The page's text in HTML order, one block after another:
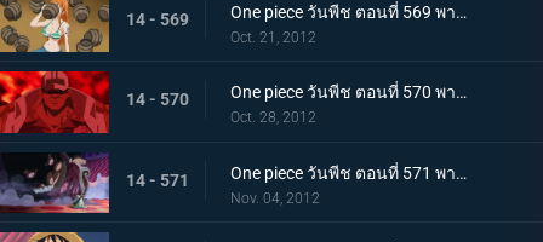
14 - 569 One piece วันพีช ตอนที่ 569 พากย์ไทย ความลับได้เปิดเผย!!! ความจริง?..เกี่ยวกับอาวุธโบราณ!!
Oct. 21, 2012
14 - 570 One piece วันพีช ตอนที่ 570 พากย์ไทย กลุ่มหมวกฟางตะลึง! จอมพลคนใหม่แห่งกองทัพเรือ!
Oct. 28, 2012
14 - 571 One piece วันพีช ตอนที่ 571 พากย์ไทย ผู้ชื่นชอบของหวาน! สี่จักรพรรดิ บิ๊กมัม
Nov. 04, 2012